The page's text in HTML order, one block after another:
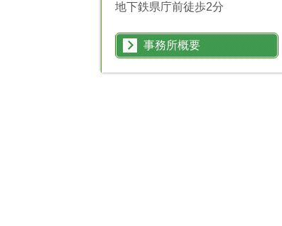
地下鉄県庁前徒歩2分
事務所概要